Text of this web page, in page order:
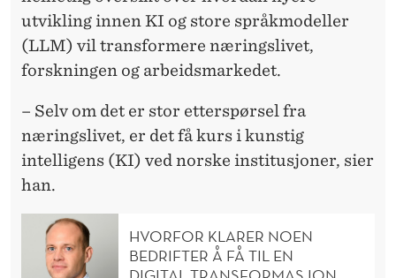
utvikling innen KI og store språkmodeller
(LLM) vil transformere næringslivet,
forskningen og arbeidsmarkedet.
– Selv om det er stor etterspørsel fra
næringslivet, er det få kurs i kunstig
intelligens (KI) ved norske institusjoner, sier
han.
HVORFOR KLARER NOEN
BEDRIFTER Å FÅ TIL EN